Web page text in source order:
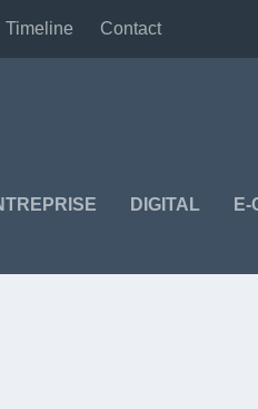
Timeline Contact
DIGITAL E-